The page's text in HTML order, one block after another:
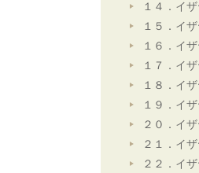
１４．イ
１５．イ
１６．イ
１７．イ
１８．イ
１９．イ
２０．イ
２１．イ
２２．イ